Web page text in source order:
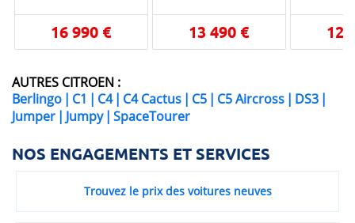
16 990 € 13 490 € 12
AUTRES CITROEN :
Berlingo | C1 | C4 | C4 Cactus | C5 | C5 Aircross | DS3 |
Jumper | Jumpy | SpaceTourer
NOS ENGAGEMENTS ET SERVICES
Trouvez le prix des voitures neuves